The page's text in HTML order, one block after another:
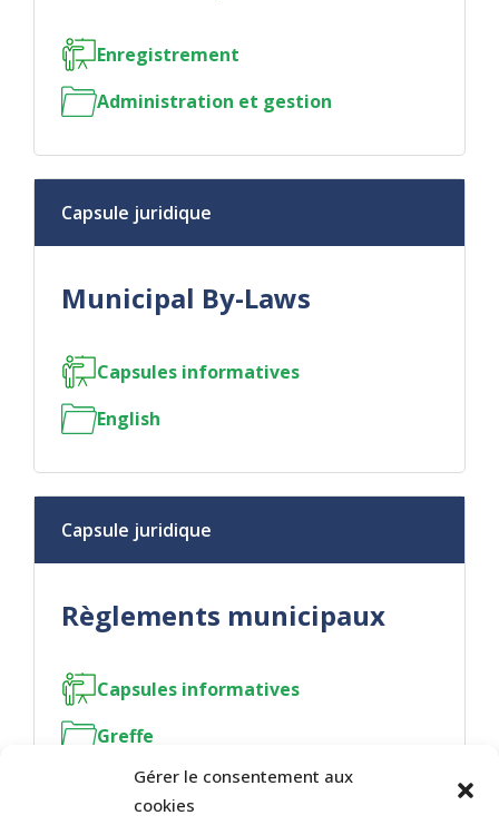
Gérer le consentement aux
cookies
Enregistrement
Administration et gestion
Capsule juridique
Municipal By-Laws
Capsules informatives
English
Capsule juridique
Règlements municipaux
Capsules informatives
Greffe